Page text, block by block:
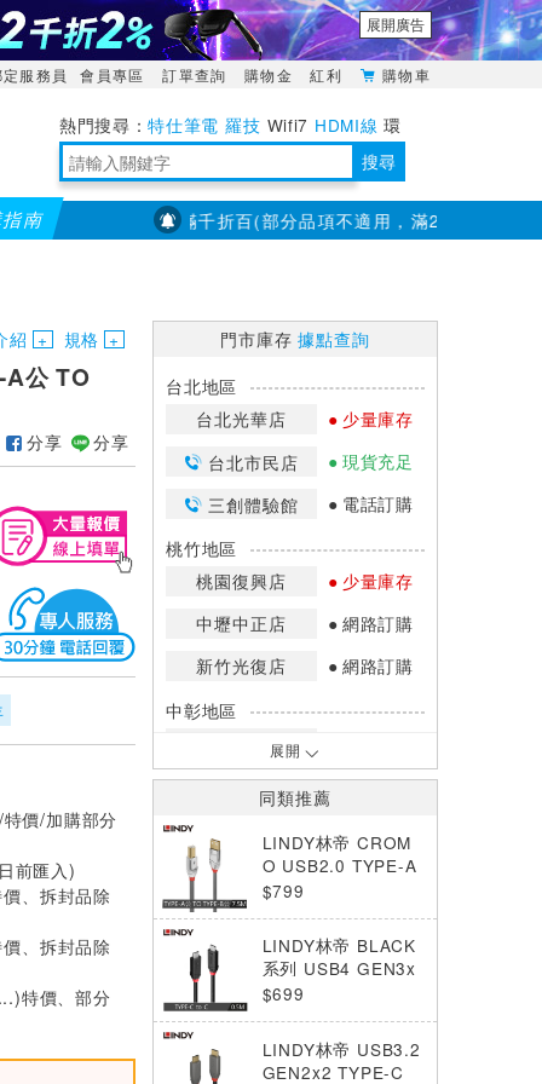
展開廣告
服務員 會員專區 訂單查詢 購物金 紅利 購物車
特仕筆電 羅技 Wifi7 HDMI線 環
境量測 明緯POWER 搜尋
南
【PX大通】全館滿千折百(部分品項不適用，滿2千折200...)
紹 規格
公 TO
分享 分享
價/加購部分
前匯入)
、拆封品除
、拆封品除
特價、部分
門市庫存據點查詢
台北地區
台北光華店
少量庫存
台北市民店
現貨充足
三創體驗館
電話訂購
桃竹地區
桃園復興店
少量庫存
中壢中正店
網路訂購
新竹光復店
網路訂購
中彰地區
台中英才店
嘉南地區
高雄鳳山店
少量庫存
*庫存數量：網路訂購(0)、少量庫存
(1~2)、現貨充足(3以上)。
*門市庫存以店內實際數量為準，可使
用專人服務或撥打門市電話洽詢。
展開
同類推薦
LINDY林帝 CROM
O USB2.0 TYPE-A
公 TO TYPE-B公 傳
$799
LINDY林帝 BLACK
系列 USB4 GEN3x
2 TYPE-C PD240W
$699
LINDY林帝 USB3.2
GEN2x2 TYPE-C